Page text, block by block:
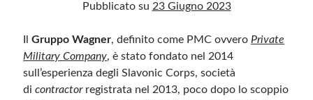
senza alcuna periodicità. Non può pertanto considerarsi un prodotto editoriale ai
pubblicato dai lettori nei commenti ai vari post. Saranno comunque cancellati quelli
ritenuti offensivi o lesivi dell’immagine o dell’onorabilità di terzi, di genere spam,
razzisti o che contengano dati personali non conformi al rispetto delle norme sulla
privacy. Alcune immagini inserite in questo blog sono tratte da Internet e, pertanto,
considerate di pubblico dominio. Qualora la loro pubblicazione violasse eventuali
Pubblicato su 23 Giugno 2023
Gruppo Wagner, definito come PMC ovvero Private
Military Company, è stato fondato nel 2014
sull’esperienza degli Slavonic Corps, società
di contractor registrata nel 2013, poco dopo lo scoppio